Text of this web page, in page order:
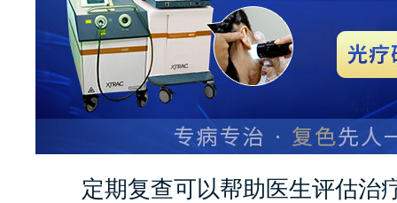
定期复查可以帮助医生评估治